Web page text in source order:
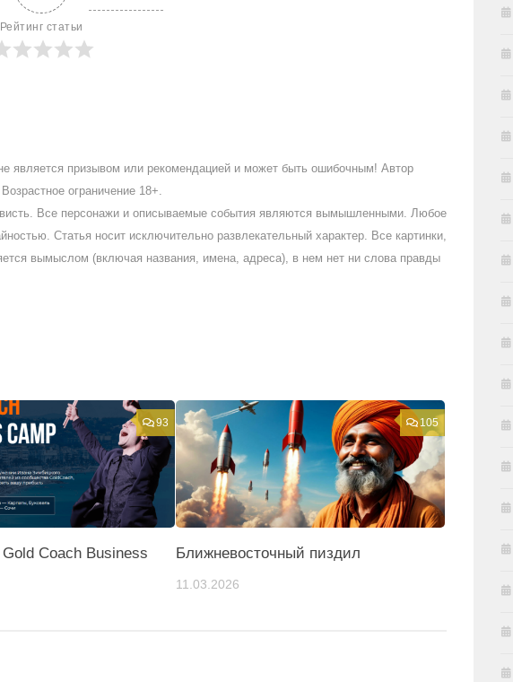
Рейтинг статьи
является призывом или рекомендацией и может быть ошибочным! Автор
ограничение 18+.
Все персонажи и описываемые события являются вымышленными. Любое
Статья носит исключительно развлекательный характер. Все картинки,
вымыслом (включая названия, имена, адреса), в нем нет ни слова правды
93
Coach Business
105
Ближневосточный пиздил
11.03.2026